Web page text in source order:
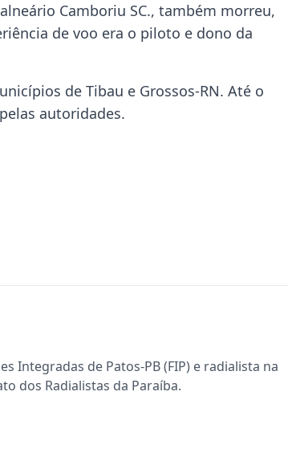
Camboriu SC., também morreu,
de voo era o piloto e dono da
de Tibau e Grossos-RN. Até o
autoridades.
Integradas de Patos-PB (FIP) e radialista na
dos Radialistas da Paraíba.